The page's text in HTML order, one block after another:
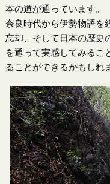
本の道が通っています。
奈良時代から伊勢物語を
忘却、そして日本の歴史
を通って実感してみるこ
ることができるかもしれ